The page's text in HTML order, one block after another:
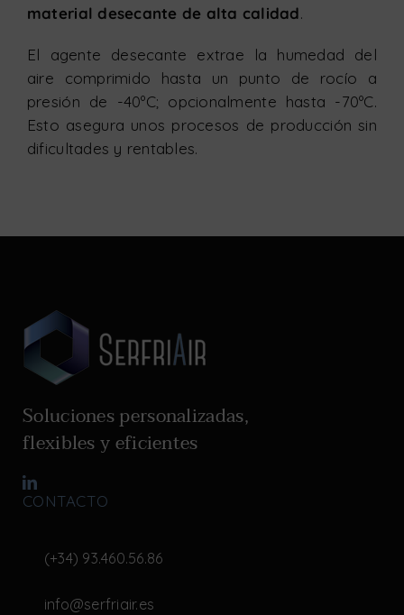
material desecante de alta calidad.
El agente desecante extrae la humedad del
aire comprimido hasta un punto de rocío a
presión de -40ºC; opcionalmente hasta -70ºC.
Esto asegura unos procesos de producción sin
dificultades y rentables.
Soluciones personalizadas,
flexibles y eficientes
CONTACTO
(+34) 93.460.56.86
info@serfriair.es